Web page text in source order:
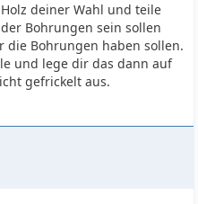
deiner Wahl und teile
Bohrungen sein sollen
die Bohrungen haben sollen.
und lege dir das dann auf
gefrickelt aus.